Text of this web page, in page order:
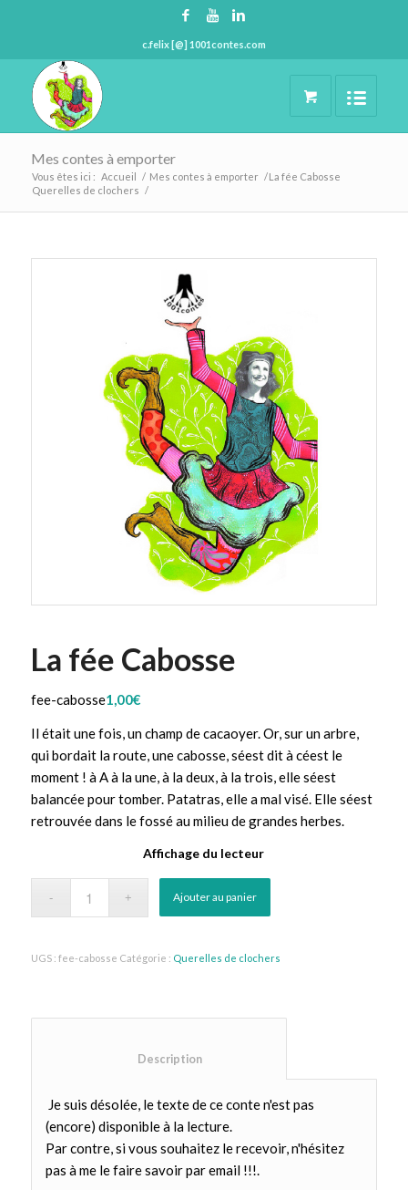
c.felix [@] 1001contes.com
Mes contes à emporter
Vous êtes ici : Accueil / Mes contes à emporter /
Querelles de clochers /
La fée Cabosse
La fée Cabosse
fee-cabosse1,00€
Il était une fois, un champ de cacaoyer. Or, sur un arbre,
qui bordait la route, une cabosse, séest dit à céest le
moment ! à A à la une, à la deux, à la trois, elle séest
balancée pour tomber. Patatras, elle a mal visé. Elle séest
retrouvée dans le fossé au milieu de grandes herbes.
Affichage du lecteur
Ajouter au panier
UGS : fee-cabosse Catégorie : Querelles de clochers
						Description
Je suis désolée, le texte de ce conte n'est pas
(encore) disponible à la lecture.
Par contre, si vous souhaitez le recevoir, n'hésitez
pas à me le faire savoir par email !!!.